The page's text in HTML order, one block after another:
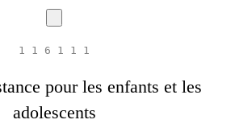
1 1 6 1 1 1
pour les enfants et les
adolescents